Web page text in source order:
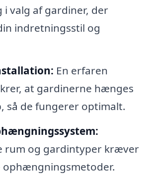
i valg af gardiner, der
indretningsstil og
En erfaren
at gardinerne hænges
så de fungerer optimalt.
rum og gardintyper kræver
ophængningsmetoder.